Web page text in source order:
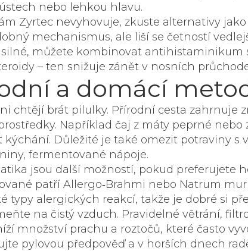
nebo lehkou hlavu.
Zyrtec nevyhovuje, zkuste alternativy jako
mechanismus, ale liší se četností
silné, můžete kombinovat antihistaminikum
– ten snižuje zánět v nosních
a domácí
chtějí brát pilulky. Přírodní cesta zahrnuje
Například čaj z máty peprné
kýchání. Důležité je také omezit potraviny s
fermentované nápoje.
jsou další možností, pokud preferujete
patří Allergo‑Brahmi nebo Natrum
typy alergických reakcí, takže je dobré si
na čistý vzduch. Pravidelné větrání,
množství prachu a roztočů, které často
pylovou předpověď a v horších dnech